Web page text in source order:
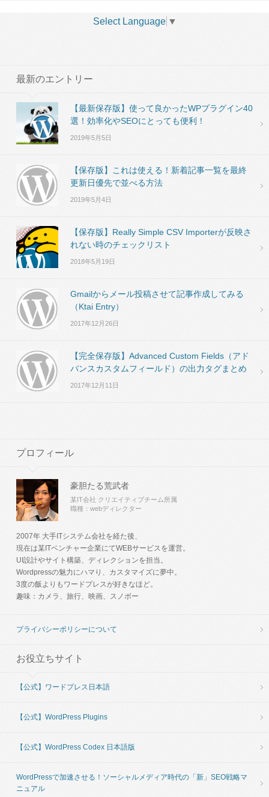
Select Language ▼
最新のエントリー
【最新保存版】使って良かったWPプラグイン40
選！効率化やSEOにとっても便利！
2019年5月5日
【保存版】これは使える！新着記事一覧を最終
更新日優先で並べる方法
2019年5月4日
【保存版】Really Simple CSV Importerが反映さ
れない時のチェックリスト
2018年5月19日
Gmailからメール投稿させて記事作成してみる
（Ktai Entry）
2017年12月26日
【完全保存版】Advanced Custom Fields（アド
バンスカスタムフィールド）の出力タグまとめ
2017年12月11日
プロフィール
豪胆たる荒武者
某IT会社 クリエイティブチーム所属
職種：webディレクター
2007年 大手ITシステム会社を経た後、
現在は某ITベンチャー企業にてWEBサービスを運営。
UI設計やサイト構築、ディレクションを担当。
Wordpressの魅力にハマり、カスタマイズに夢中。
3度の飯よりもワードプレスが好きなほど。
趣味：カメラ、旅行、映画、スノボー
プライバシーポリシーについて
お役立ちサイト
【公式】ワードプレス日本語
【公式】WordPress Plugins
【公式】WordPress Codex 日本語版
WordPressで加速させる！ソーシャルメディア時代の「新」SEO戦略マ
ニュアル